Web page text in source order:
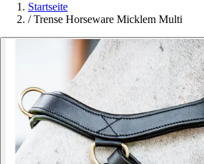
Startseite
/ Trense Horseware Micklem Multi